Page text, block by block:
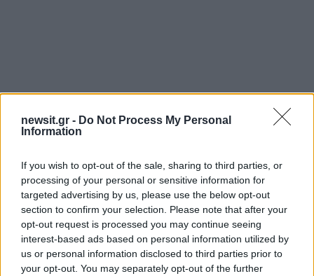
newsit.gr - Do Not Process My Personal
Information
If you wish to opt-out of the sale, sharing to third parties, or
processing of your personal or sensitive information for
targeted advertising by us, please use the below opt-out
section to confirm your selection. Please note that after your
opt-out request is processed you may continue seeing
interest-based ads based on personal information utilized by
us or personal information disclosed to third parties prior to
your opt-out. You may separately opt-out of the further
Όλα τα άρματα κατασκευάστηκαν στο
καρναβαλικό εργαστήριο του Δήμου Πατρέων
και συνδυάζουν τη μεγαλοπρέπεια, την
καλλιτεχνική ποιότητα και τη σατιρική διάσταση,
ανταποκρινόμενα τόσο στα θέματα της πολιτικής